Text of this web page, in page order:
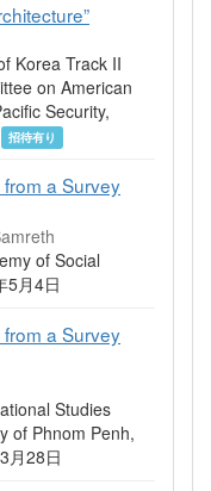
Korea Track II
on American
Security,
招待有り
a Survey
of Social
5月4日
a Survey
Studies
of Phnom Penh,
月28日